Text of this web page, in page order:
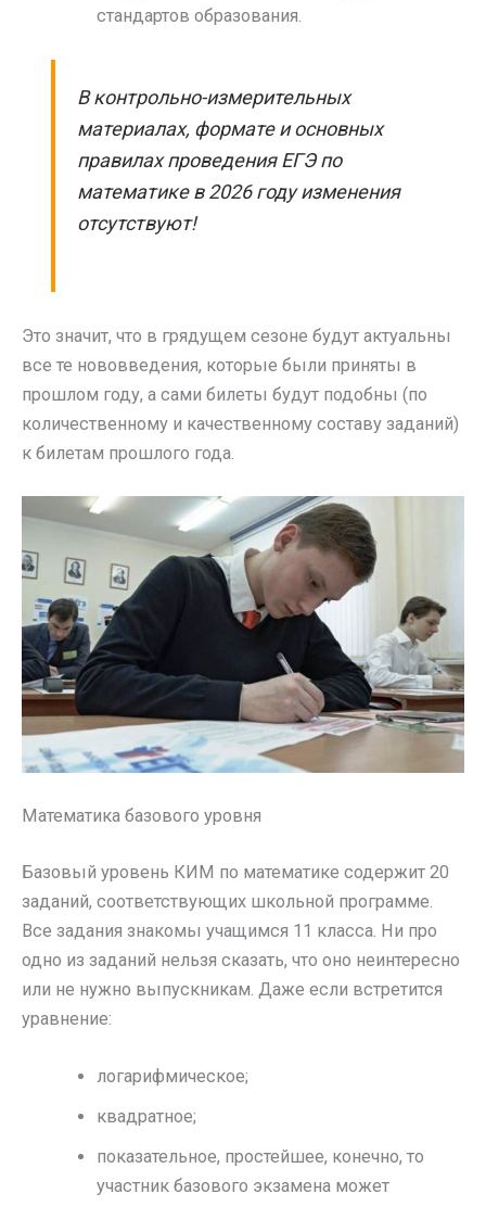
стандартов образования.
В контрольно-измерительных
материалах, формате и основных
правилах проведения ЕГЭ по
математике в 2026 году изменения
отсутствуют!
Это значит, что в грядущем сезоне будут актуальны
все те нововведения, которые были приняты в
прошлом году, а сами билеты будут подобны (по
количественному и качественному составу заданий)
к билетам прошлого года.
Математика базового уровня
Базовый уровень КИМ по математике содержит 20
заданий, соответствующих школьной программе.
Все задания знакомы учащимся 11 класса. Ни про
одно из заданий нельзя сказать, что оно неинтересно
или не нужно выпускникам. Даже если встретится
уравнение:
логарифмическое;
квадратное;
показательное, простейшее, конечно, то
участник базового экзамена может